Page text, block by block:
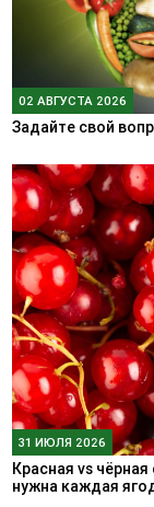
02 АВГУСТА 2026
Задайте свой
31 ИЮЛЯ 2026
Красная vs
нужна каждая